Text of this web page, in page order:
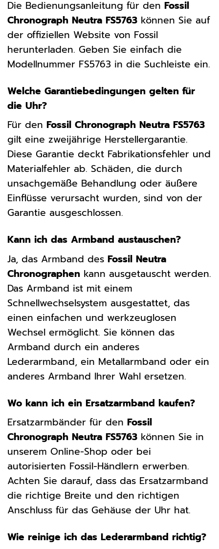
Die Bedienungsanleitung für den Fossil
Chronograph Neutra FS5763 können Sie auf
der offiziellen Website von Fossil
herunterladen. Geben Sie einfach die
Modellnummer FS5763 in die Suchleiste ein.
Welche Garantiebedingungen gelten für
die Uhr?
Für den Fossil Chronograph Neutra FS5763
gilt eine zweijährige Herstellergarantie.
Diese Garantie deckt Fabrikationsfehler und
Materialfehler ab. Schäden, die durch
unsachgemäße Behandlung oder äußere
Einflüsse verursacht wurden, sind von der
Garantie ausgeschlossen.
Kann ich das Armband austauschen?
Ja, das Armband des Fossil Neutra
Chronographen kann ausgetauscht werden.
Das Armband ist mit einem
Schnellwechselsystem ausgestattet, das
einen einfachen und werkzeuglosen
Wechsel ermöglicht. Sie können das
Armband durch ein anderes
Lederarmband, ein Metallarmband oder ein
anderes Armband Ihrer Wahl ersetzen.
Wo kann ich ein Ersatzarmband kaufen?
Ersatzarmbänder für den Fossil
Chronograph Neutra FS5763 können Sie in
unserem Online-Shop oder bei
autorisierten Fossil-Händlern erwerben.
Achten Sie darauf, dass das Ersatzarmband
die richtige Breite und den richtigen
Anschluss für das Gehäuse der Uhr hat.
Wie reinige ich das Lederarmband richtig?